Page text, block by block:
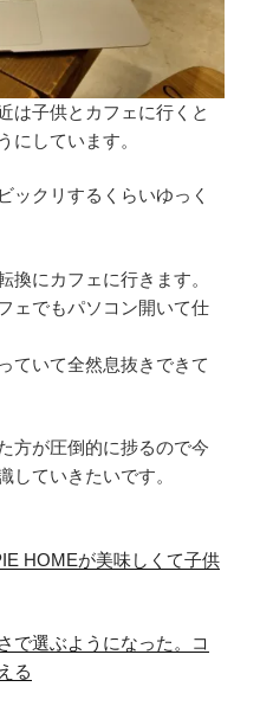
は子供とカフェに行くと
にしています。
ックリするくらいゆっく
換にカフェに行きます。
ェでもパソコン開いて仕
ていて全然息抜きできて
方が圧倒的に捗るので今
していきたいです。
HOMEが美味しくて子供
で選ぶようになった。コ
る